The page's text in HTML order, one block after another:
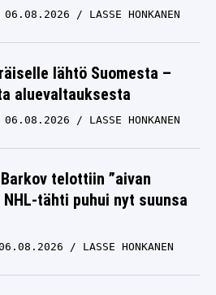
06.08.2026 LASSE HONKANEN
lähtö Suomesta –
aluevaltauksesta
06.08.2026 LASSE HONKANEN
telottiin ”aivan
tähti puhui nyt suunsa
LASSE HONKANEN